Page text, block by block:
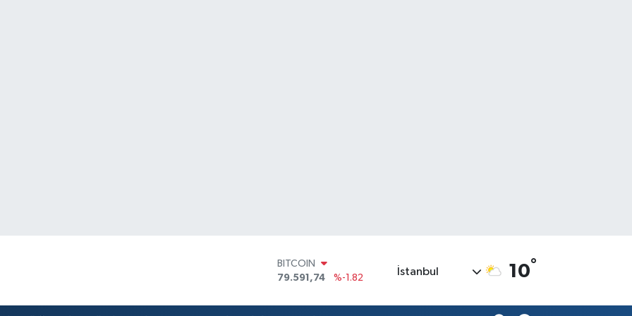
79.591,74
DOLAR
İstanbul 10°